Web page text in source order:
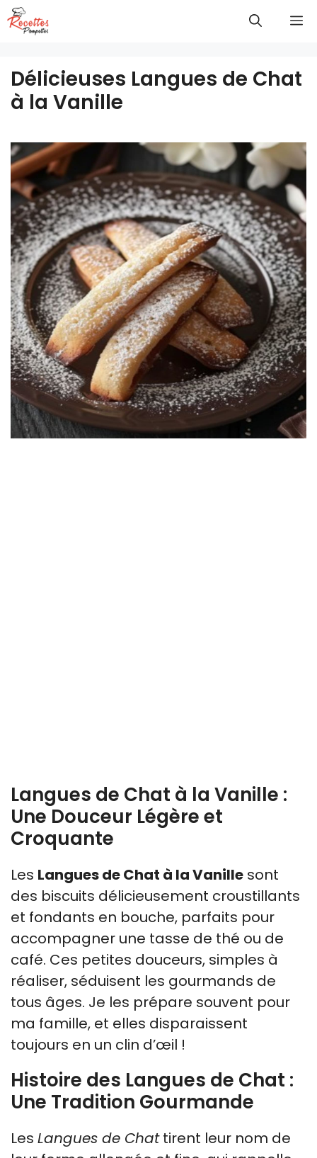
Aller
au
Délicieuses Langues de Chat
à la Vanille
Langues de Chat à la Vanille :
Une Douceur Légère et
Croquante
Les Langues de Chat à la Vanille sont
des biscuits délicieusement croustillants
et fondants en bouche, parfaits pour
accompagner une tasse de thé ou de
café. Ces petites douceurs, simples à
réaliser, séduisent les gourmands de
tous âges. Je les prépare souvent pour
ma famille, et elles disparaissent
toujours en un clin d’œil !
Histoire des Langues de Chat :
Une Tradition Gourmande
Les Langues de Chattirent leur nom de